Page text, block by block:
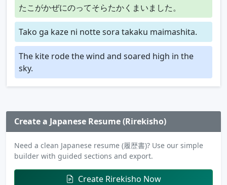
たこがかぜにのってそらたかくまいました。
Tako ga kaze ni notte sora takaku maimashita.
The kite rode the wind and soared high in the
sky.
Create a Japanese Resume (Rirekisho)
Need a clean Japanese resume (履歴書)? Use our simple
builder with guided sections and export.
Create Rirekisho Now